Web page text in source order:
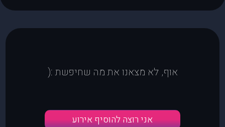
אוף, לא מצאנו את מה שחיפשת :(
אני רוצה להוסיף אירוע